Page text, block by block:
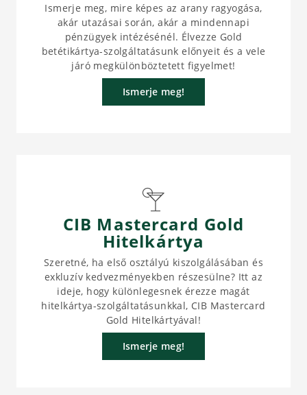
Ismerje meg, mire képes az arany ragyogása,
akár utazásai során, akár a mindennapi
pénzügyek intézésénél. Élvezze Gold
betétikártya-szolgáltatásunk előnyeit és a vele
járó megkülönböztetett figyelmet!
Ismerje meg!
CIB Mastercard Gold
Hitelkártya
Szeretné, ha első osztályú kiszolgálásában és
exkluzív kedvezményekben részesülne? Itt az
ideje, hogy különlegesnek érezze magát
hitelkártya-szolgáltatásunkkal, CIB Mastercard
Gold Hitelkártyával!
Ismerje meg!